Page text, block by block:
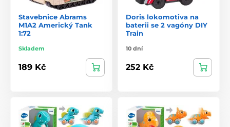
Stavebnice Abrams
M1A2 Americký Tank
1:72
Skladem
189 Kč
Doris lokomotiva na
baterii se 2 vagóny DIY
Train
10 dní
252 Kč